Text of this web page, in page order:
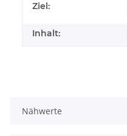
Ziel:
Inhalt:
Nähwerte